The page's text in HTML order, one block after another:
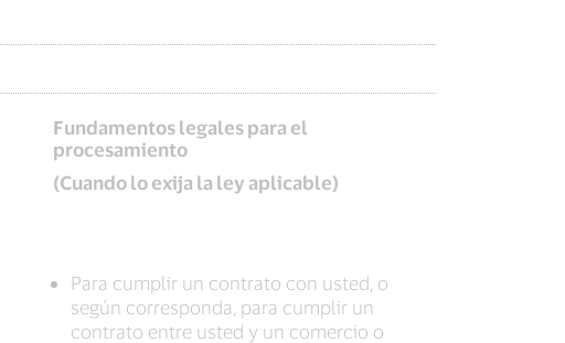
Fundamentos legales para el
procesamiento
(Cuando lo exija la ley aplicable)
Para cumplir un contrato con usted, o
según corresponda, para cumplir un
contrato entre usted y un comercio o